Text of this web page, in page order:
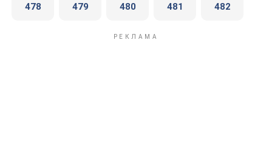
478 479 480 481 482